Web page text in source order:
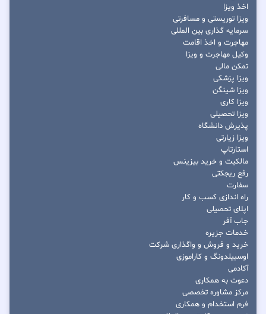
اخذ ویزا
ویزا توریستی و مسافرتی
سرمایه گذاری بین المللی
مهاجرت و اخذ اقامت
وکیل مهاجرت و ویزا
تمکن مالی
ویزا پزشکی
ویزا شینگن
ویزا کاری
ویزا تحصیلی
پذیرش دانشگاه
ویزا زیارتی
استارتاپ
مالکیت و خرید بیزینس
رفع ریجکتی
سفارت
راه اندازی کسب و کار
اپلای تحصیلی
جاب آفر
خدمات جزیره
خرید و فروش و واگذاری شرکت
اوسبیلدونگ و کاراموزی
آکادمی
دعوت به همکاری
مرکز مشاوره تخصصی
فرم استخدام و همکاری